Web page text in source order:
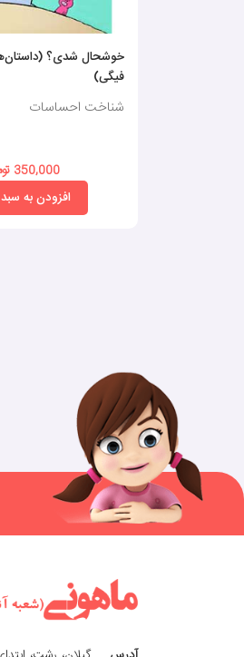
خوشحال شدی؟
فیگی)
شناخت احساسات
350,000 تومان
افزودن به